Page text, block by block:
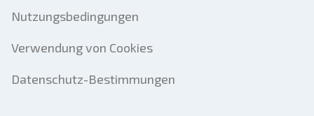
Nutzungsbedingungen
Verwendung von Cookies
Datenschutz-Bestimmungen